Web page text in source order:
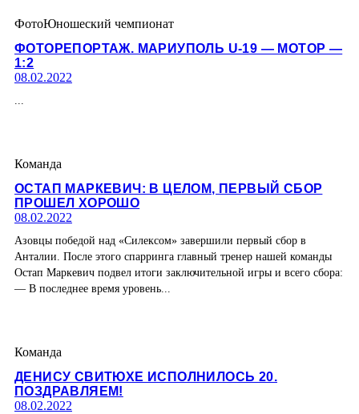
ФотоЮношеский чемпионат
ФОТОРЕПОРТАЖ. МАРИУПОЛЬ U-19 — МОТОР —
1:2
08.02.2022
Команда
ОСТАП МАРКЕВИЧ: В ЦЕЛОМ, ПЕРВЫЙ СБОР
ПРОШЕЛ ХОРОШО
08.02.2022
Азовцы победой над «Силексом» завершили первый сбор в
Анталии. После этого спарринга главный тренер нашей команды
Остап Маркевич подвел итоги заключительной игры и всего сбора:
— В последнее время уровень...
Команда
ДЕНИСУ СВИТЮХЕ ИСПОЛНИЛОСЬ 20.
ПОЗДРАВЛЯЕМ!
08.02.2022